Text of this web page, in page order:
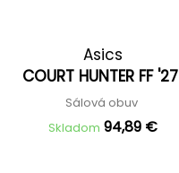
Asics
COURT HUNTER FF '27
Sálová obuv
Skladom 94,89 €